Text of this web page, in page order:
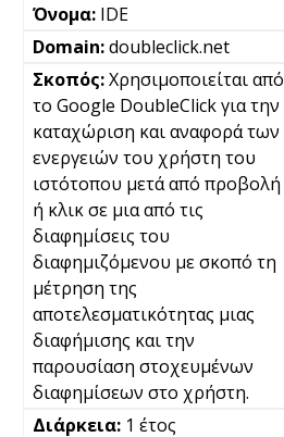
IDE
doubleclick.net
Χρησιμοποιείται από
το Google DoubleClick για την
καταχώριση και αναφορά των
ενεργειών του χρήστη του
ιστότοπου μετά από προβολή
ή κλικ σε μια από τις
διαφημίσεις του
διαφημιζόμενου με σκοπό τη
μέτρηση της
αποτελεσματικότητας μιας
διαφήμισης και την
παρουσίαση στοχευμένων
διαφημίσεων στο χρήστη.
1 έτος